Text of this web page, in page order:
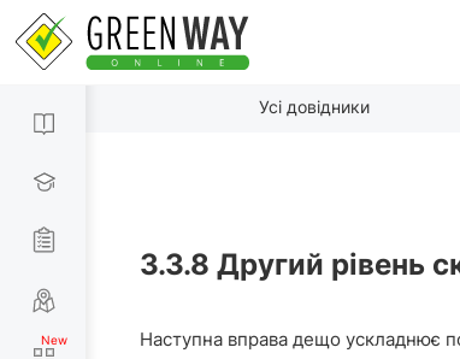
Усі довідники
3.3.8 Другий рівень
Наступна вправа дещо ускладнює